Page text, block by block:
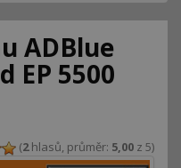
ADBlue
EP 5500
(2hlasů, průměr: 5,00 z 5)